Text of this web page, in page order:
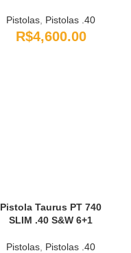
Pistolas Pistolas .40
R$4,600.00
Pistola Taurus PT 740
SLIM .40 S&W 6+1
Pistolas Pistolas .40